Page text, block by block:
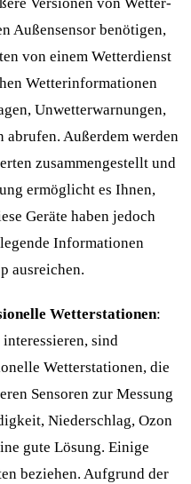
Versionen von Wetter-
Außensensor benötigen,
von einem Wetterdienst
Wetterinformationen
Unwetterwarnungen,
abrufen. Außerdem werden
zusammengestellt und
ermöglicht es Ihnen,
Geräte haben jedoch
Informationen
ausreichen.
Wetterstationen:
sind
Wetterstationen, die
Sensoren zur Messung
Niederschlag, Ozon
gute Lösung. Einige
beziehen. Aufgrund der